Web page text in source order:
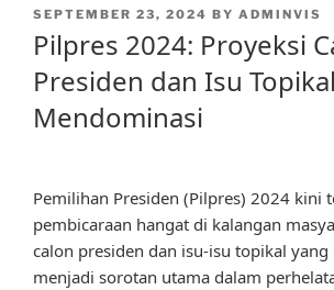
POSTED
ON
SEPTEMBER 23, 2024 BY ADMINVIS
Pilpres 2024: Proyeksi
Presiden dan Isu
Mendominasi
Pemilihan Presiden (Pilpres) 2024 kini
pembicaraan hangat di kalangan
calon presiden dan isu-isu topikal
menjadi sorotan utama dalam